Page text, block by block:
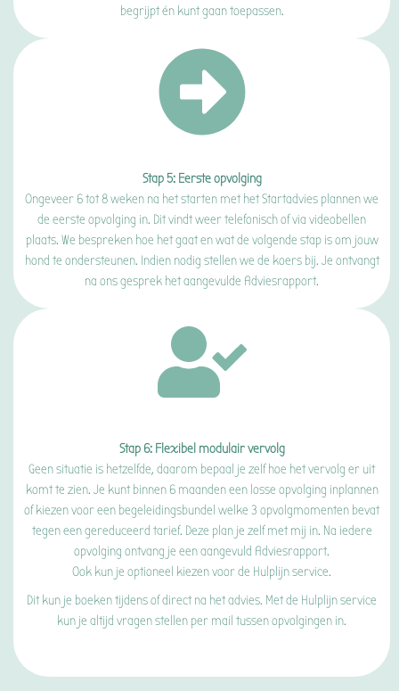
begrijpt én kunt gaan toepassen.
Stap 5: Eerste opvolging
Ongeveer 6 tot 8 weken na het starten met het Startadvies plannen we
de eerste opvolging in. Dit vindt weer telefonisch of via videobellen
plaats. We bespreken hoe het gaat en wat de volgende stap is om jouw
hond te ondersteunen. Indien nodig stellen we de koers bij. Je ontvangt
na ons gesprek het aangevulde Adviesrapport.
Stap 6: Flexibel modulair vervolg
Geen situatie is hetzelfde, daarom bepaal je zelf hoe het vervolg er uit
komt te zien. Je kunt binnen 6 maanden een losse opvolging inplannen
of kiezen voor een begeleidingsbundel welke 3 opvolgmomenten bevat
tegen een gereduceerd tarief. Deze plan je zelf met mij in. Na iedere
opvolging ontvang je een aangevuld Adviesrapport.
Ook kun je optioneel kiezen voor de Hulplijn service.
Dit kun je boeken tijdens of direct na het advies. Met de Hulplijn service
kun je altijd vragen stellen per mail tussen opvolgingen in.